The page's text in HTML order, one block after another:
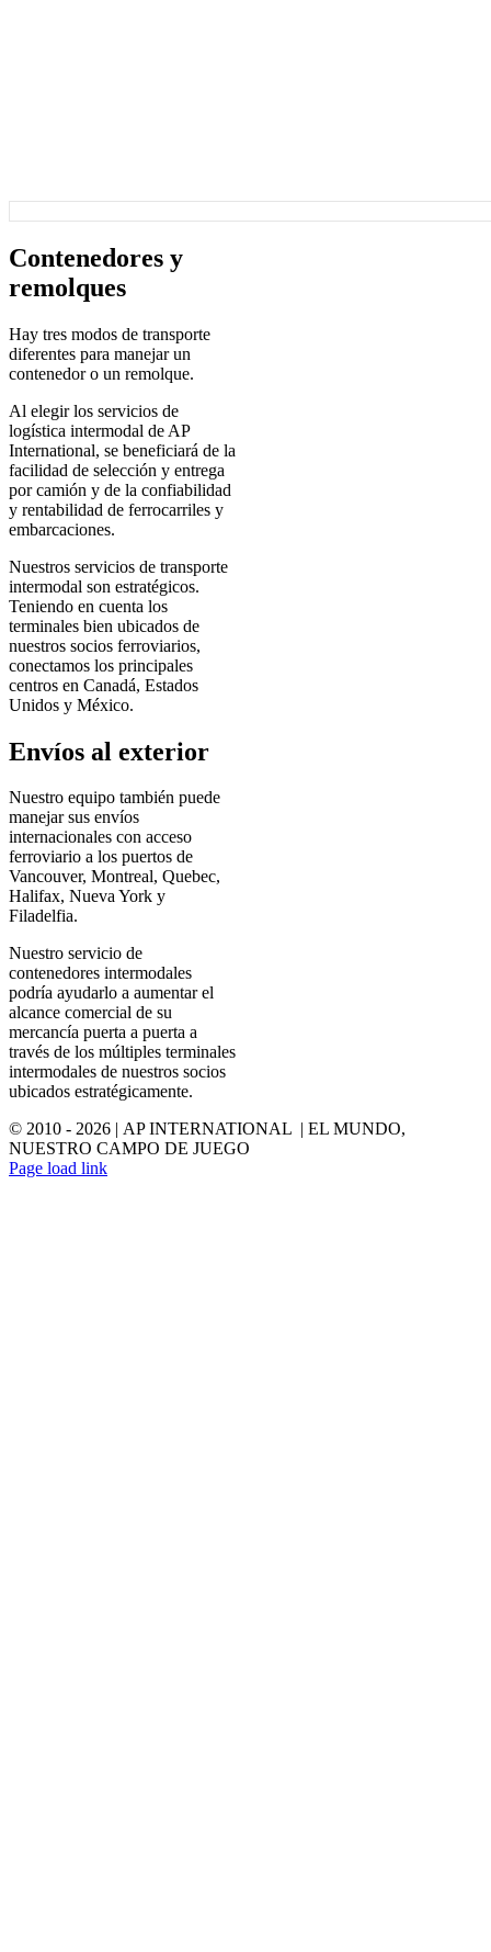
Contenedores y
remolques
Hay tres modos de transporte
diferentes para manejar un
contenedor o un remolque.
Al elegir los servicios de
logística intermodal de AP
International, se beneficiará de la
facilidad de selección y entrega
por camión y de la confiabilidad
y rentabilidad de ferrocarriles y
embarcaciones.
Nuestros servicios de transporte
intermodal son estratégicos.
Teniendo en cuenta los
terminales bien ubicados de
nuestros socios ferroviarios,
conectamos los principales
centros en Canadá, Estados
Unidos y México.
Envíos al exterior
Nuestro equipo también puede
manejar sus envíos
internacionales con acceso
ferroviario a los puertos de
Vancouver, Montreal, Quebec,
Halifax, Nueva York y
Filadelfia.
Nuestro servicio de
contenedores intermodales
podría ayudarlo a aumentar el
alcance comercial de su
mercancía puerta a puerta a
través de los múltiples terminales
intermodales de nuestros socios
ubicados estratégicamente.
© 2010 - 2026 | AP INTERNATIONAL | EL MUNDO,
NUESTRO CAMPO DE JUEGO
LinkedIn
YouTube
Page load link